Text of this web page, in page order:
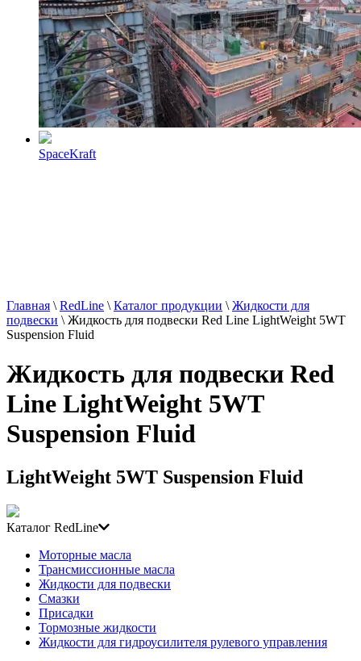
SpaceKraft
Главная \ RedLine \ Каталог продукции \ Жидкости для
подвески \ Жидкость для подвески Red Line LightWeight 5WT
Suspension Fluid
Жидкость для подвески Red
Line LightWeight 5WT
Suspension Fluid
LightWeight 5WT Suspension Fluid
Каталог RedLine
Моторные масла
Трансмиссионные масла
Жидкости для подвески
Смазки
Присадки
Тормозные жидкости
Жидкости для гидроусилителя рулевого управления